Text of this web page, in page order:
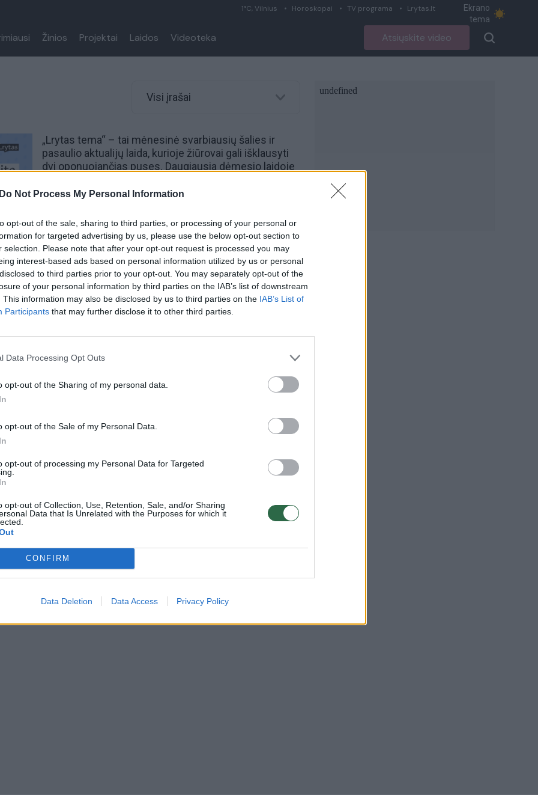
Do Not Process My Personal Information
opt-out of the sale, sharing to third parties, or processing of your personal or
for targeted advertising by us, please use the below opt-out section to
selection. Please note that after your opt-out request is processed you may
interest-based ads based on personal information utilized by us or personal
to third parties prior to your opt-out. You may separately opt-out of the
of your personal information by third parties on the IAB’s list of downstream
This information may also be disclosed by us to third parties on the IAB’s List of
Participants that may further disclose it to other third parties.
Data Processing Opt Outs
opt-out of the Sharing of my personal data.
opt-out of the Sale of my Personal Data.
opt-out of processing my Personal Data for Targeted
opt-out of Collection, Use, Retention, Sale, and/or Sharing
Data that Is Unrelated with the Purposes for which it
CONFIRM
Data Deletion Data Access Privacy Policy
1°C, Vilnius Horoskopai TV programa Lrytas.lt
Ekrano
tema
Žinios Projektai Laidos Videoteka Atsiųskite video
Visi įrašai
„Lrytas tema“ – tai mėnesinė svarbiausių šalies ir
pasaulio aktualijų laida, kurioje žiūrovai gali išklausyti
dvi oponuojančias puses. Daugiausia dėmesio laidoje
metu analizuojamos ir svarbiausios šalies politinės
00:34:12
– apie lemtingą vizitą
Lrytas tema
Artėjant „Zapad“ pratyboms – D.